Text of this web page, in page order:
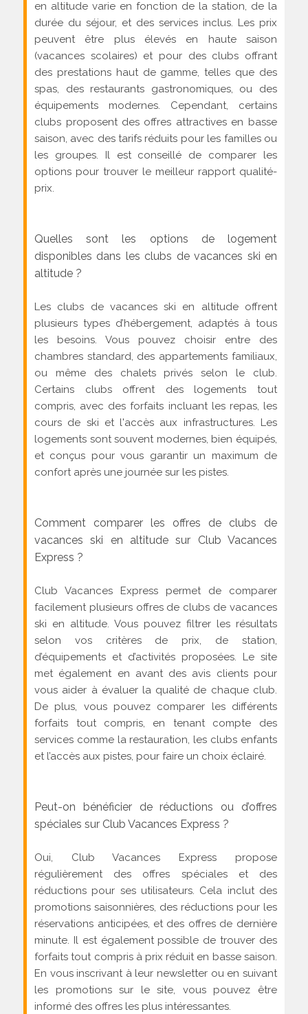
en altitude varie en fonction de la station, de la
durée du séjour, et des services inclus. Les prix
peuvent être plus élevés en haute saison
(vacances scolaires) et pour des clubs offrant
des prestations haut de gamme, telles que des
spas, des restaurants gastronomiques, ou des
équipements modernes. Cependant, certains
clubs proposent des offres attractives en basse
saison, avec des tarifs réduits pour les familles ou
les groupes. Il est conseillé de comparer les
options pour trouver le meilleur rapport qualité-
prix.
Quelles sont les options de logement
disponibles dans les clubs de vacances ski en
altitude ?
Les clubs de vacances ski en altitude offrent
plusieurs types d’hébergement, adaptés à tous
les besoins. Vous pouvez choisir entre des
chambres standard, des appartements familiaux,
ou même des chalets privés selon le club.
Certains clubs offrent des logements tout
compris, avec des forfaits incluant les repas, les
cours de ski et l'accès aux infrastructures. Les
logements sont souvent modernes, bien équipés,
et conçus pour vous garantir un maximum de
confort après une journée sur les pistes.
Comment comparer les offres de clubs de
vacances ski en altitude sur Club Vacances
Express ?
Club Vacances Express permet de comparer
facilement plusieurs offres de clubs de vacances
ski en altitude. Vous pouvez filtrer les résultats
selon vos critères de prix, de station,
d’équipements et d’activités proposées. Le site
met également en avant des avis clients pour
vous aider à évaluer la qualité de chaque club.
De plus, vous pouvez comparer les différents
forfaits tout compris, en tenant compte des
services comme la restauration, les clubs enfants
et l’accès aux pistes, pour faire un choix éclairé.
Peut-on bénéficier de réductions ou d’offres
spéciales sur Club Vacances Express ?
Oui, Club Vacances Express propose
régulièrement des offres spéciales et des
réductions pour ses utilisateurs. Cela inclut des
promotions saisonnières, des réductions pour les
réservations anticipées, et des offres de dernière
minute. Il est également possible de trouver des
forfaits tout compris à prix réduit en basse saison.
En vous inscrivant à leur newsletter ou en suivant
les promotions sur le site, vous pouvez être
informé des offres les plus intéressantes.